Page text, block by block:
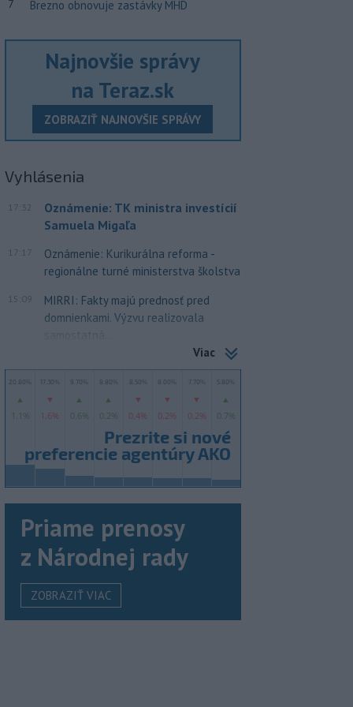
7 Brezno obnovuje zastávky MHD
Najnovšie správy
na Teraz.sk
ZOBRAZIŤ NAJNOVŠIE SPRÁVY
Vyhlásenia
17:32
Oznámenie: TK ministra investícií
Samuela Migaľa
17:17
Oznámenie: Kurikurálna reforma -
regionálne turné ministerstva školstva
15:09
MIRRI: Fakty majú prednosť pred
domnienkami. Výzvu realizovala
samostatná...
Viac
Priame prenosy
z Národnej rady
ZOBRAZIŤ VIAC